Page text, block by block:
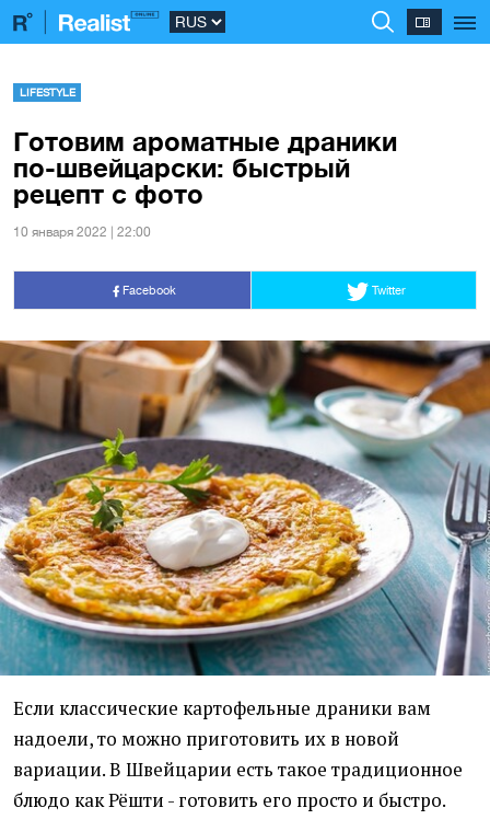
LIFESTYLE
Готовим ароматные драники
по-швейцарски: быстрый
рецепт с фото
10 января 2022 | 22:00
Facebook Twitter
Если классические картофельные драники вам
надоели, то можно приготовить их в новой
вариации. В Швейцарии есть такое традиционное
блюдо как Рёшти - готовить его просто и быстро.